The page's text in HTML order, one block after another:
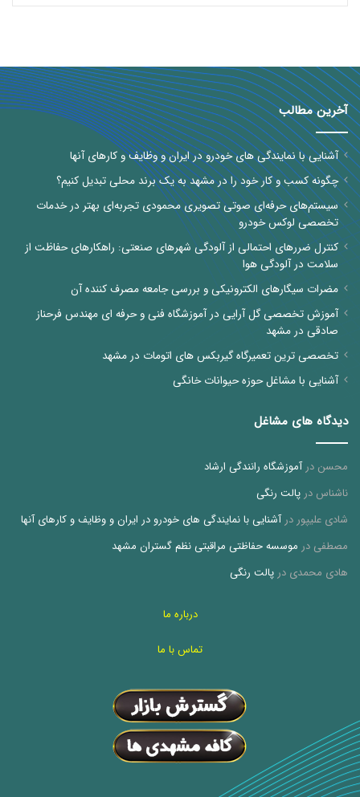
آخرین مطالب
آشنایی با نمایندگی های خودرو در ایران و وظایف و کارهای آنها
چگونه کسب و کار خود را در مشهد به یک برند محلی تبدیل کنیم؟
سیستم‌های حرفه‌ای صوتی تصویری محمودی تجربه‌ای بهتر در خدمات
تخصصی لوکس خودرو
کنترل ضررهای احتمالی از آلودگی شهرهای صنعتی: راهکارهای حفاظت از
سلامت در آلودگی هوا
مضرات سیگارهای الکترونیکی و بررسی جامعه مصرف کننده آن
آموزش تخصصی گل آرایی در آموزشگاه فنی و حرفه ای مهندس فرحناز
صادقی در مشهد
تخصصی ترین تعمیرگاه گیربکس های اتومات در مشهد
آشنایی با مشاغل حوزه حیوانات خانگی
دیدگاه های مشاغل
محسن درآموزشگاه رانندگی ارشاد
ناشناس در پالت رنگی
شادی علیپور درآشنایی با نمایندگی های خودرو در ایران و وظایف و کارهای آنها
مصطفی در موسسه حفاظتی مراقبتی نظم گستران مشهد
هادی محمدی در پالت رنگی
درباره ما
تماس با ما